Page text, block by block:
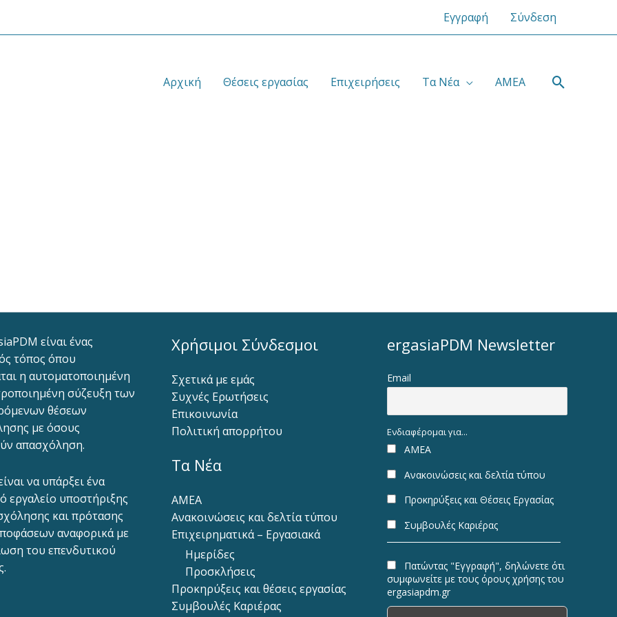
Εγγραφή Σύνδεση
Αρχική Θέσεις εργασίας Επιχειρήσεις Τα Νέα ΑΜΕΑ
είναι ένας
τόπος όπου
η αυτοματοποιημένη
σύζευξη των
θέσεων
με όσους
απασχόληση.
να υπάρξει ένα
εργαλείο υποστήριξης
και πρότασης
αναφορικά με
του επενδυτικού
Χρήσιμοι Σύνδεσμοι
Σχετικά με εμάς
Συχνές Ερωτήσεις
Επικοινωνία
Πολιτική απορρήτου
Τα Νέα
ΑΜΕΑ
Ανακοινώσεις και δελτία τύπου
Επιχειρηματικά – Εργασιακά
Ημερίδες
Προσκλήσεις
Προκηρύξεις και θέσεις εργασίας
Συμβουλές Καριέρας
ergasiaPDM Newsletter
Email
Ενδιαφέρομαι για...
ΑΜΕΑ
Ανακοινώσεις και δελτία τύπου
Προκηρύξεις και Θέσεις Εργασίας
Συμβουλές Καριέρας
Πατώντας "Εγγραφή", δηλώνετε ότι
συμφωνείτε με τους όρους χρήσης του
ergasiapdm.gr